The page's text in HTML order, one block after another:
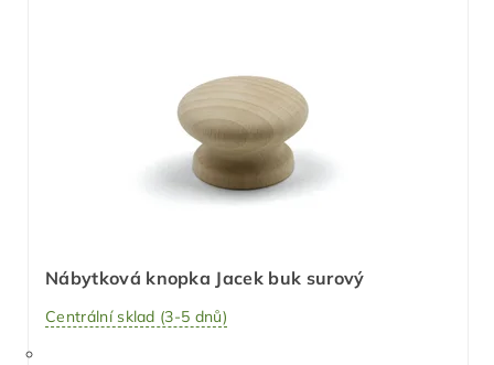
Nábytková knopka Jacek buk surový
Centrální sklad (3-5 dnů)